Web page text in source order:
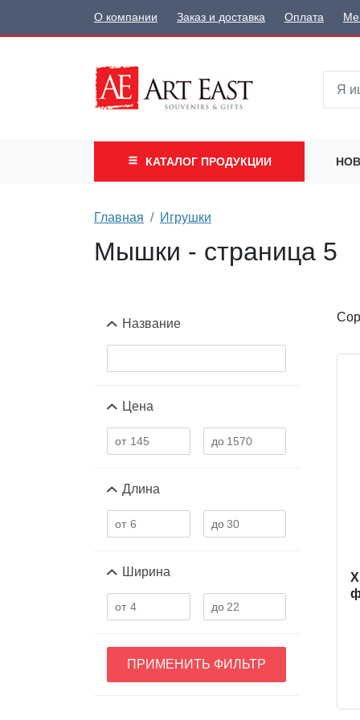
О компании Заказ и доставка Оплата
КАТАЛОГ ПРОДУКЦИИ
Главная Игрушки
Мышки - страница 5
Название
Цена
Длина
Ширина
ПРИМЕНИТЬ ФИЛЬТР